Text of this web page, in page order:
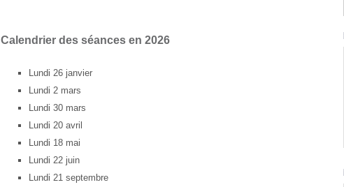
Calendrier des séances en 2026
Lundi 26 janvier
Lundi 2 mars
Lundi 30 mars
Lundi 20 avril
Lundi 18 mai
Lundi 22 juin
Lundi 21 septembre